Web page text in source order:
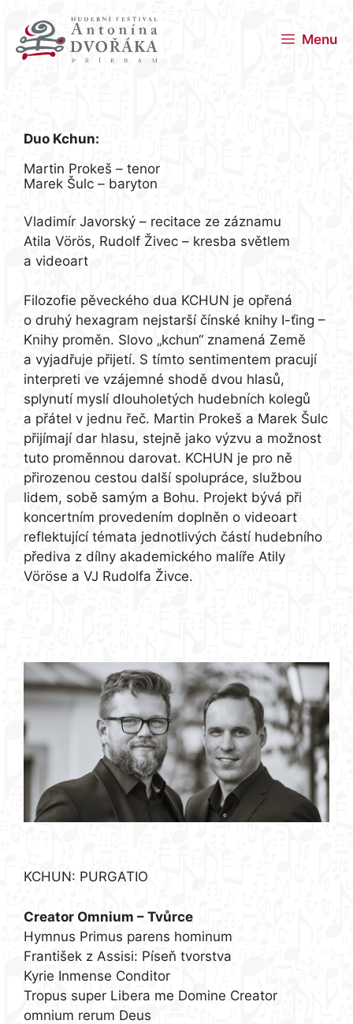
Menu
Duo Kchun:
Martin Prokeš – tenor
Marek Šulc – baryton
Vladimír Javorský – recitace ze záznamu
Atila Vörös, Rudolf Živec – kresba světlem
a videoart
Filozofie pěveckého dua KCHUN je opřená
o druhý hexagram nejstarší čínské knihy I-ťing –
Knihy proměn. Slovo „kchun“ znamená Země
a vyjadřuje přijetí. S tímto sentimentem pracují
interpreti ve vzájemné shodě dvou hlasů,
splynutí myslí dlouholetých hudebních kolegů
a přátel v jednu řeč. Martin Prokeš a Marek Šulc
přijímají dar hlasu, stejně jako výzvu a možnost
tuto proměnnou darovat. KCHUN je pro ně
přirozenou cestou další spolupráce, službou
lidem, sobě samým a Bohu. Projekt bývá při
koncertním provedením doplněn o videoart
reflektující témata jednotlivých částí hudebního
přediva z dílny akademického malíře Atily
Vöröse a VJ Rudolfa Živce.
KCHUN: PURGATIO
Creator Omnium – Tvůrce
Hymnus Primus parens hominum
František z Assisi: Píseň tvorstva
Kyrie Inmense Conditor
Tropus super Libera me Domine Creator
omnium rerum Deus